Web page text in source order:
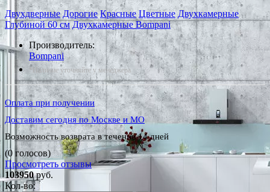
Двухдверные Дорогие Красные Цветные Двухкамерные
Глубиной 60 см Двухкамерные Bompani
Производитель:
Bompani
*Наличие уточняйте у менеджера
Оплата при получении
Доставим сегодня по Москве и МО
Возможность возврата в течение 14 дней
(0 голосов)
Просмотреть отзывы
103950руб.
Кол-во: